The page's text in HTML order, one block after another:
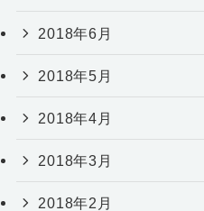
2018年6月
2018年5月
2018年4月
2018年3月
2018年2月